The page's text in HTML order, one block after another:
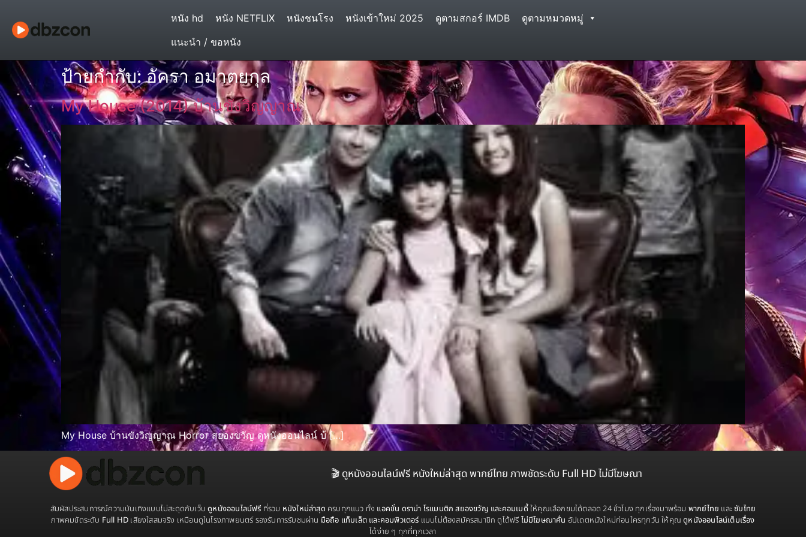
หนัง hd หนัง NETFLIX หนังชนโรง หนังเข้าใหม่ 2025 ดูตามสกอร์ IMDB
ดูตามหมวดหมู่
แนะนำ / ขอหนัง
ป้ายกำกับ:อัครา อมาตยกุล
My House (2014) บ้านขังวิญญาณ
My House บ้านขังวิญญาณ Horror สยองขวัญ ดูหนังออนไลน์ บ้ […]
🎬 ดูหนังออนไลน์ฟรี หนังใหม่ล่าสุด พากย์ไทย ภาพชัดระดับ Full HD ไม่มีโฆษณา
สัมผัสประสบการณ์ความบันเทิงแบบไม่สะดุดกับเว็บดูหนังออนไลน์ฟรี ที่รวม หนังใหม่ล่าสุด ครบทุกแนว ทั้ง แอคชั่น ดราม่า โรแมนติก สยองขวัญ และคอมเมดี้ ให้คุณเลือกชมได้ตลอด 24 ชั่วโมง ทุกเรื่องมาพร้อม พากย์ไทย และซับไทย
ภาพคมชัดระดับ Full HD เสียงใสสมจริง เหมือนดูในโรงภาพยนตร์ รองรับการรับชมผ่าน มือถือ แท็บเล็ต และคอมพิวเตอร์แบบไม่ต้องสมัครสมาชิก ดูได้ฟรี ไม่มีโฆษณาคั่น อัปเดตหนังใหม่ก่อนใครทุกวัน ให้คุณดูหนังออนไลน์เต็มเรื่อง
ได้ง่าย ๆ ทุกที่ทุกเวลา